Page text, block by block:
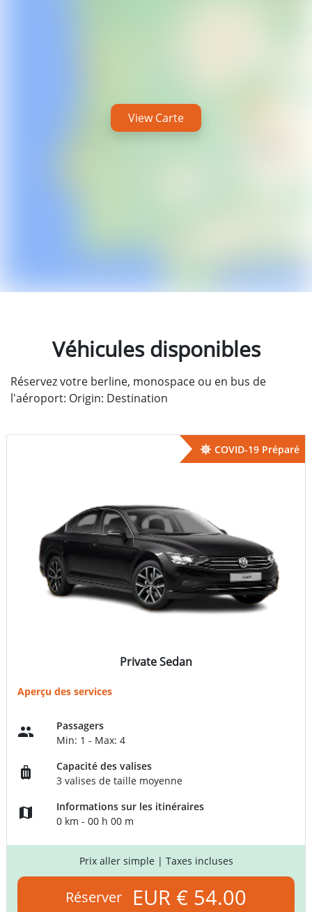
View Carte
Véhicules disponibles
Réservez votre berline, monospace ou en bus de
l'aéroport: Origin: Destination
COVID-19 Préparé
Private Sedan
Aperçu des services
Passagers
Min: 1 - Max: 4
Capacité des valises
3 valises de taille moyenne
Informations sur les itinéraires
0 km - 00 h 00 m
Prix aller simple | Taxes incluses
Réserver EUR € 54.00